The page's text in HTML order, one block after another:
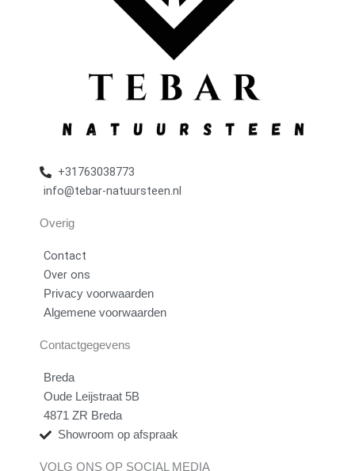
+31763038773
info@tebar-natuursteen.nl
Overig
Contact
Over ons
Privacy voorwaarden
Algemene voorwaarden
Contactgegevens
Breda
Oude Leijstraat 5B
4871 ZR Breda
Showroom op afspraak
VOLG ONS OP SOCIAL MEDIA